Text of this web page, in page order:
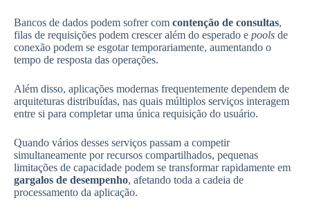
Bancos de dados podem sofrer com contenção de consultas,
filas de requisições podem crescer além do esperado e pools de
conexão podem se esgotar temporariamente, aumentando o
tempo de resposta das operações.
Além disso, aplicações modernas frequentemente dependem de
arquiteturas distribuídas, nas quais múltiplos serviços interagem
entre si para completar uma única requisição do usuário.
Quando vários desses serviços passam a competir
simultaneamente por recursos compartilhados, pequenas
limitações de capacidade podem se transformar rapidamente em
gargalos de desempenho, afetando toda a cadeia de
processamento da aplicação.